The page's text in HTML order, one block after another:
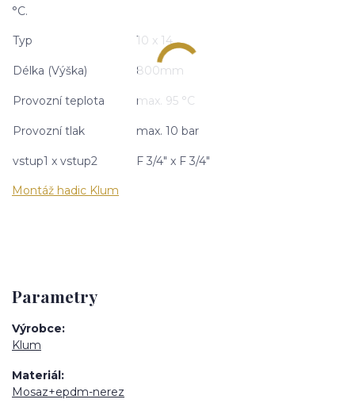
°C.
Typ 10 x 14
Délka (Výška) 800mm
Provozní teplota max. 95 °C
Provozní tlak max. 10 bar
vstup1 x vstup2 F 3/4" x F 3/4"
Montáž hadic Klum
Parametry
Výrobce
Klum
Materiál
Mosaz+epdm-nerez